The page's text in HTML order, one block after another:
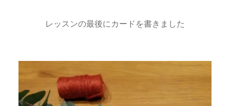
レッスンの最後にカードを書きました